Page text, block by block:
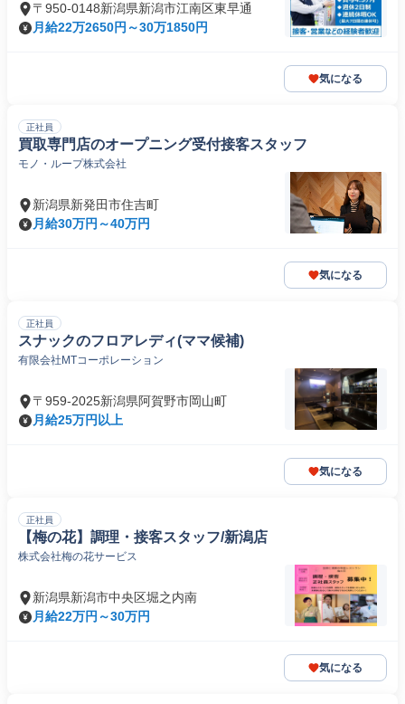
〒950-0148新潟県新潟市江南区東早通
月給22万2650円～30万1850円
気になる
正社員
買取専門店のオープニング受付接客スタッフ
モノ・ループ株式会社
新潟県新発田市住吉町
月給30万円～40万円
気になる
正社員
スナックのフロアレディ(ママ候補)
有限会社MTコーポレーション
〒959-2025新潟県阿賀野市岡山町
月給25万円以上
気になる
正社員
【梅の花】調理・接客スタッフ/新潟店
株式会社梅の花サービス
新潟県新潟市中央区堀之内南
月給22万円～30万円
気になる